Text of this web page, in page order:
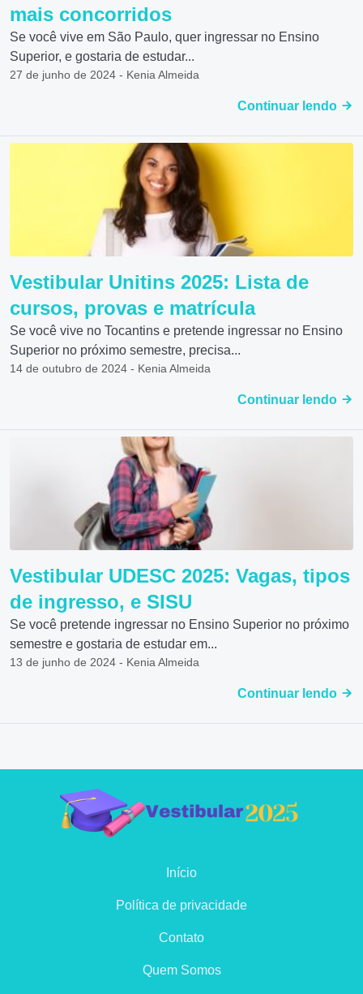
mais concorridos
Se você vive em São Paulo, quer ingressar no Ensino
Superior, e gostaria de estudar...
27 de junho de 2024 - Kenia Almeida
Continuar lendo
Vestibular Unitins 2025: Lista de
cursos, provas e matrícula
Se você vive no Tocantins e pretende ingressar no Ensino
Superior no próximo semestre, precisa...
14 de outubro de 2024 - Kenia Almeida
Continuar lendo
Vestibular UDESC 2025: Vagas, tipos
de ingresso, e SISU
Se você pretende ingressar no Ensino Superior no próximo
semestre e gostaria de estudar em...
13 de junho de 2024 - Kenia Almeida
Continuar lendo
Início
Política de privacidade
Contato
Quem Somos